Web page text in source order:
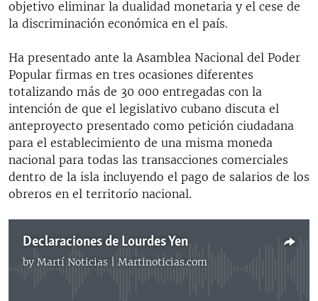
objetivo eliminar la dualidad monetaria y el cese de
la discriminación económica en el país.
Ha presentado ante la Asamblea Nacional del Poder
Popular firmas en tres ocasiones diferentes
totalizando más de 30 000 entregadas con la
intención de que el legislativo cubano discuta el
anteproyecto presentado como petición ciudadana
para el establecimiento de una misma moneda
nacional para todas las transacciones comerciales
dentro de la isla incluyendo el pago de salarios de los
obreros en el territorio nacional.
Declaraciones de Lourdes Yen
by Martí Noticias | Martinoticias.com
No media source currently available